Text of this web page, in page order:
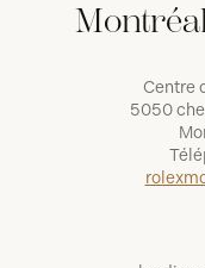
Centre
5050